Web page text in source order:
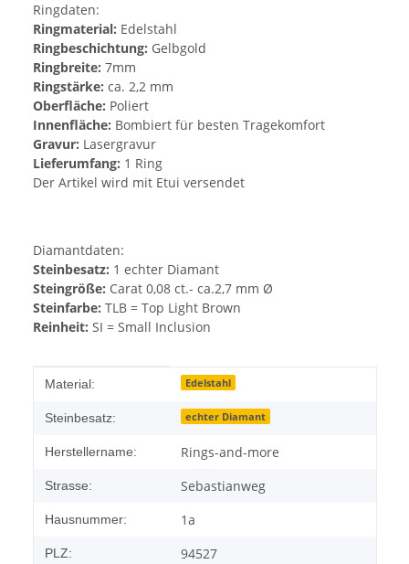
Ringdaten:
Ringmaterial: Edelstahl
Ringbeschichtung: Gelbgold
Ringbreite: 7mm
Ringstärke: ca. 2,2 mm
Oberfläche: Poliert
Innenfläche: Bombiert für besten Tragekomfort
Gravur: Lasergravur
Lieferumfang: 1 Ring
Der Artikel wird mit Etui versendet
Diamantdaten:
Steinbesatz: 1 echter Diamant
Steingröße: Carat 0,08 ct.- ca.2,7 mm Ø
Steinfarbe: TLB = Top Light Brown
Reinheit: SI = Small Inclusion
Produkteigenschaft
Wert
Material: Edelstahl
Steinbesatz: echter Diamant
Herstellername: Rings-and-more
Strasse: Sebastianweg
Hausnummer: 1a
PLZ: 94527